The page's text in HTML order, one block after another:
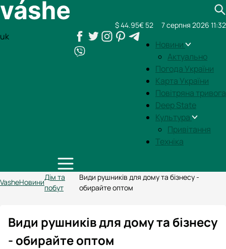
uk
Новини
Актуально
Погода України
Карта України
Повітряна тривога
Deep State
Культура
Привітання
Техніка
$ 44.95€ 52 7 серпня 2026 11:32
VasheНовини
Дім та
побут
Види рушників для дому та бізнесу -
обирайте оптом
Види рушників для дому та бізнесу
- обирайте оптом